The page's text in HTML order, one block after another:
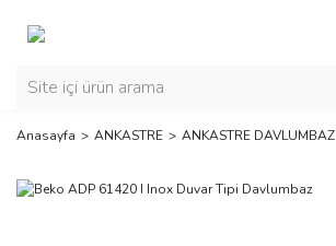
Anasayfa ANKASTRE ANKASTRE DAVLUMBAZ